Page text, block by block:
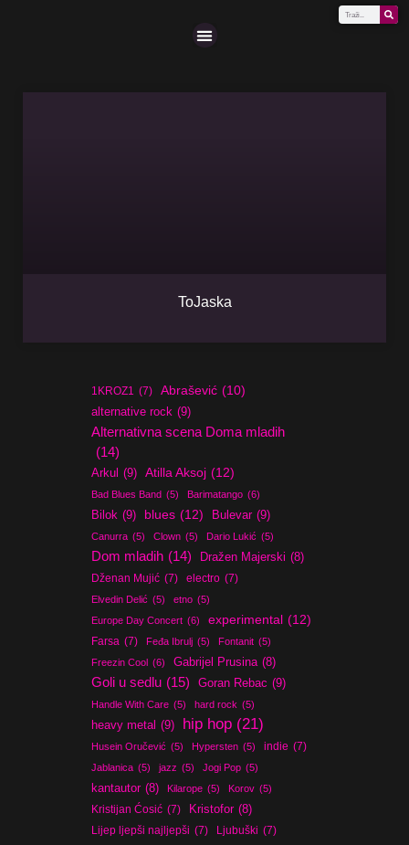
ToJaska
1KROZ1 (7) Abrašević (10)
alternative rock (9)
Alternativna scena Doma mladih
(14)
Arkul (9) Atilla Aksoj (12)
Bad Blues Band (5) Barimatango (6)
Bilok (9) blues (12) Bulevar (9)
Canurra (5) Clown (5) Dario Lukić (5)
Dom mladih (14) Dražen Majerski (8)
Dženan Mujić (7) electro (7)
Elvedin Delić (5) etno (5)
Europe Day Concert (6) experimental (12)
Farsa (7) Feđa Ibrulj (5) Fontanit (5)
Freezin Cool (6) Gabrijel Prusina (8)
Goli u sedlu (15) Goran Rebac (9)
Handle With Care (5) hard rock (5)
heavy metal (9) hip hop (21)
Husein Oručević (5) Hypersten (5) indie (7)
Jablanica (5) jazz (5) Jogi Pop (5)
kantautor (8) Kilarope (5) Korov (5)
Kristijan Ćosić (7) Kristofor (8)
Lijep ljepši najljepši (7) Ljubuški (7)